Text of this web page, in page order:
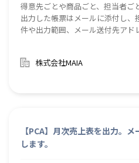
得意先ごとや商品ごと、担当者ご
出力した帳票はメールに添付し、
件や出力範囲、メール送付先アド
減します。 経営会議の資料作成
率的に行います。
株式会社MAIA
【PCA】月次売上表を出力。
します。